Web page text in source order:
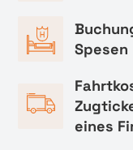
Spesen
eines